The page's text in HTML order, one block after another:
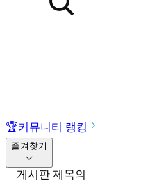
음식 · 영양제 리뷰를
🏆커뮤니티 랭킹
즐겨찾기
게시판 제목의